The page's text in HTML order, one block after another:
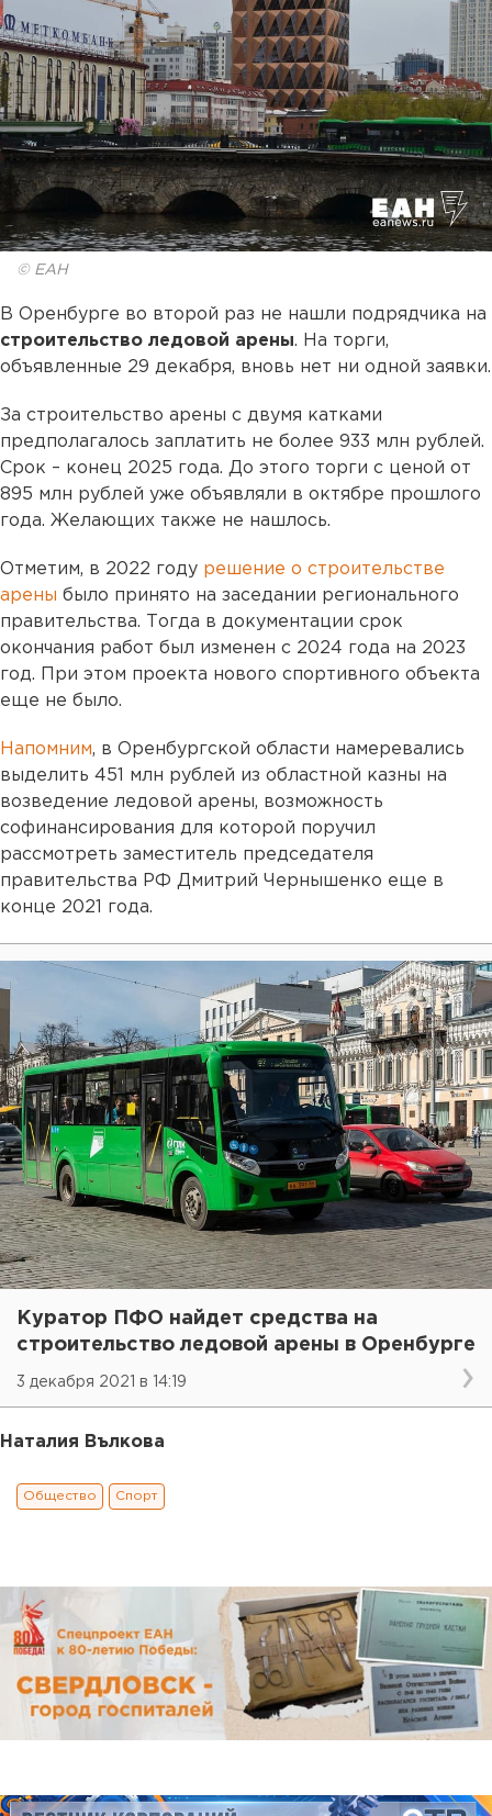
© ЕАН
В Оренбурге во второй раз не нашли подрядчика на
строительство ледовой арены. На торги,
объявленные 29 декабря, вновь нет ни одной заявки.
За строительство арены с двумя катками
предполагалось заплатить не более 933 млн рублей.
Срок – конец 2025 года. До этого торги с ценой от
895 млн рублей уже объявляли в октябре прошлого
года. Желающих также не нашлось.
Отметим, в 2022 году решение о строительстве
арены было принято на заседании регионального
правительства. Тогда в документации срок
окончания работ был изменен с 2024 года на 2023
год. При этом проекта нового спортивного объекта
еще не было.
Напомним, в Оренбургской области намеревались
выделить 451 млн рублей из областной казны на
возведение ледовой арены, возможность
софинансирования для которой поручил
рассмотреть заместитель председателя
правительства РФ Дмитрий Чернышенко еще в
конце 2021 года.
Куратор ПФО найдет средства на
строительство ледовой арены в Оренбурге
3 декабря 2021 в 14:19
Наталия Вълкова
Общество Спорт